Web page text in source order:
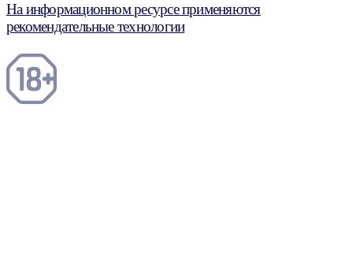
На информационном ресурсе применяются
рекомендательные технологии